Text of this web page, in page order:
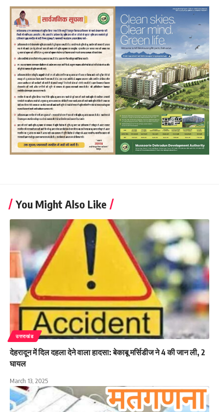
You Might Also Like
उत्तराखंड
देहरादून में दिल दहला देने वाला हादसा: बेकाबू मर्सिडीज ने 4 की जान ली, 2
घायल
March 13, 2025